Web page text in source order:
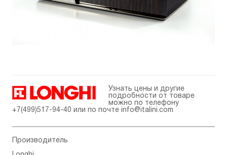
Узнать цены и другие
подробности от товаре
можно по телефону
+7(499)517-94-40 или по почте info@italini.com
Производитель